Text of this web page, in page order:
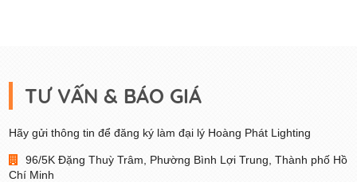
TƯ VẤN & BÁO GIÁ
Hãy gửi thông tin để đăng ký làm đại lý Hoàng Phát Lighting
96/5K Đặng Thuỳ Trâm, Phường Bình Lợi Trung, Thành phố Hồ
Chí Minh